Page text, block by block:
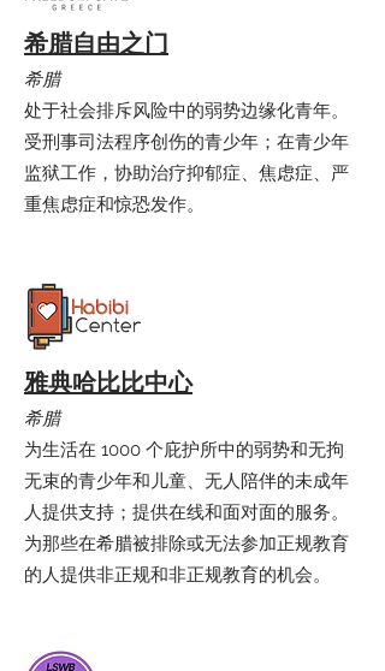
希腊自由之门
希腊
处于社会排斥风险中的弱势边缘化青年。
受刑事司法程序创伤的青少年；在青少年
监狱工作，协助治疗抑郁症、焦虑症、严
重焦虑症和惊恐发作。
雅典哈比比中心
希腊
为生活在 1000 个庇护所中的弱势和无拘
无束的青少年和儿童、无人陪伴的未成年
人提供支持；提供在线和面对面的服务。
为那些在希腊被排除或无法参加正规教育
的人提供非正规和非正规教育的机会。